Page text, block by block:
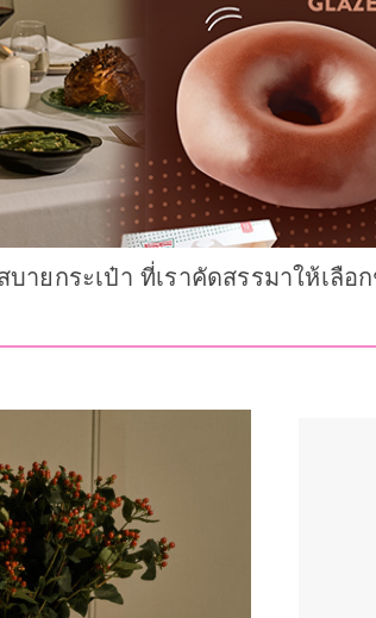
ายกระเป๋า ที่เราคัดสรรมาให้เลื